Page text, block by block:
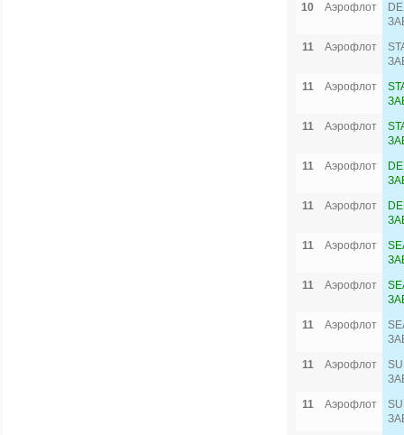
10
Аэрофлот
11
Аэрофлот
11
Аэрофлот
11
Аэрофлот
11
Аэрофлот
11
Аэрофлот
11
Аэрофлот
11
Аэрофлот
11
Аэрофлот
11
Аэрофлот
11
Аэрофлот